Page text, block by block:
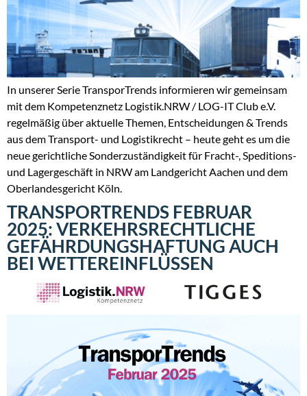
In unserer Serie TransporTrends informieren wir gemeinsam
mit dem Kompetenznetz Logistik.NRW / LOG-IT Club e.V.
regelmäßig über aktuelle Themen, Entscheidungen & Trends
aus dem Transport- und Logistikrecht – heute geht es um die
neue gerichtliche Sonderzuständigkeit für Fracht-, Speditions-
und Lagergeschäft in NRW am Landgericht Aachen und dem
Oberlandesgericht Köln.
TRANSPORTRENDS FEBRUAR
2025: VERKEHRSRECHTLICHE
GEFÄHRDUNGSHAFTUNG AUCH
BEI WETTEREINFLÜSSEN